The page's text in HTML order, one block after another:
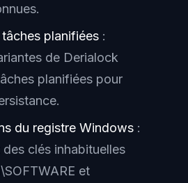
planifiées :
de Derialock
planifiées pour
du registre Windows :
des clés inhabituelles
et